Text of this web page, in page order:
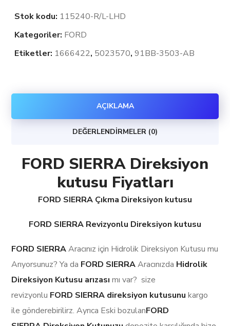
Stok kodu: 115240-R/L-LHD
Kategoriler: FORD
Etiketler: 1666422, 5023570,91BB-3503-AB
AÇIKLAMA
DEĞERLENDIRMELER (0)
FORD SIERRA Direksiyon
kutusu Fiyatları
FORD SIERRA Çıkma Direksiyon kutusu
FORD SIERRA Revizyonlu Direksiyon kutusu
FORD SIERRAAracınız için Hidrolik Direksiyon Kutusu mu
Arıyorsunuz? Ya da FORD SIERRAAracınızda Hidrolik
Direksiyon Kutusu arızası mı var? size
revizyonlu FORD SIERRA direksiyon kutusunu kargo
ile gönderebirilirz. Ayrıca Eski bozulanFORD